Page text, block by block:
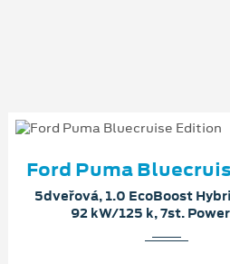
5dveřová, 1.0 EcoBoost
92 kW/125 k, 7st.